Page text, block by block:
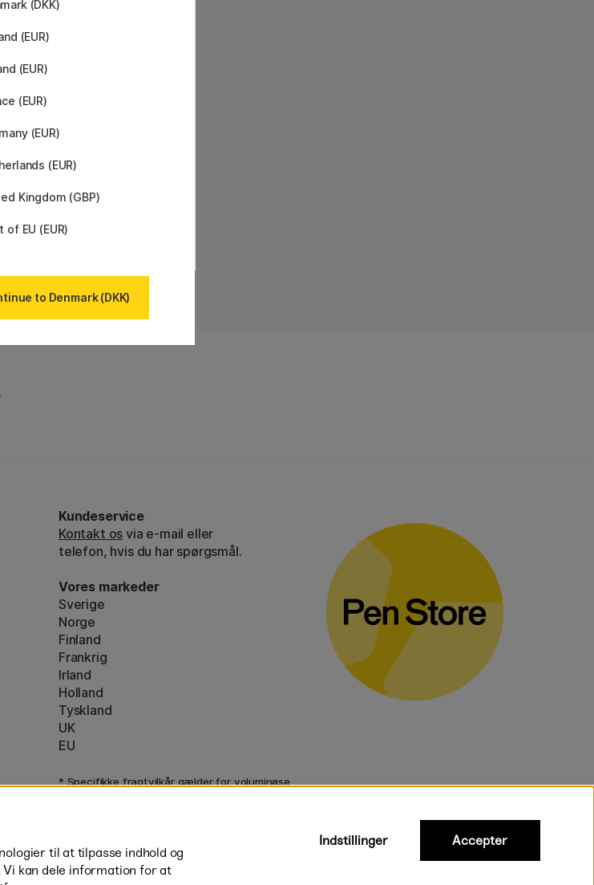
Kundeservice
Kontakt os via e-mail eller
telefon, hvis du har spørgsmål.
Vores markeder
Sverige
Norge
Finland
Frankrig
Irland
Holland
Tyskland
UK
EU
* Specifikke fragtvilkårgælder for voluminøse
(DKK)
(EUR)
(EUR)
(EUR)
(EUR)
(EUR)
Kingdom (GBP)
of EU (EUR)
to Denmark (DKK)
til at tilpasse indhold og
kan dele information for at
Indstillinger Accepter